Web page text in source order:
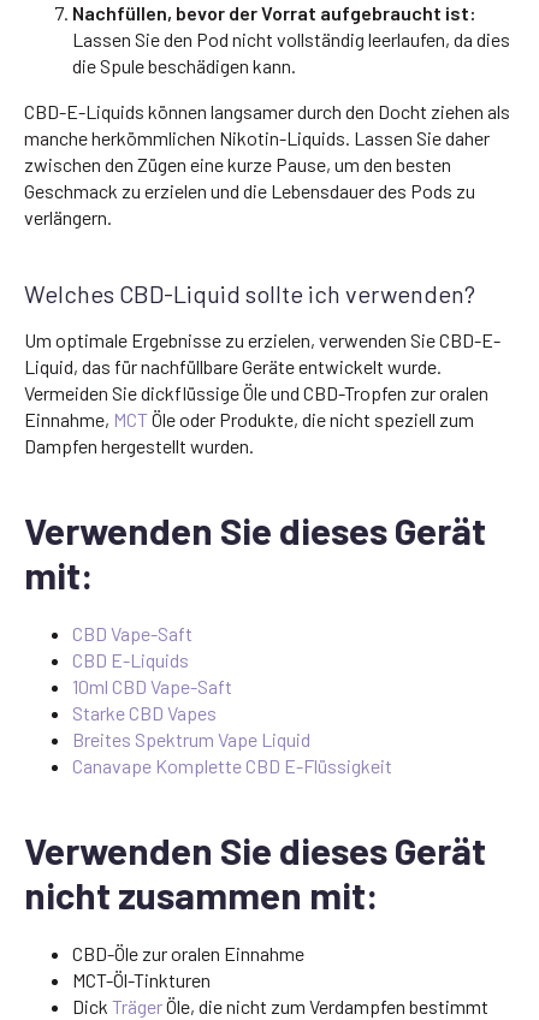
Nachfüllen, bevor der Vorrat aufgebraucht ist:
Lassen Sie den Pod nicht vollständig leerlaufen, da dies
die Spule beschädigen kann.
CBD-E-Liquids können langsamer durch den Docht ziehen als
manche herkömmlichen Nikotin-Liquids. Lassen Sie daher
zwischen den Zügen eine kurze Pause, um den besten
Geschmack zu erzielen und die Lebensdauer des Pods zu
verlängern.
Welches CBD-Liquid sollte ich verwenden?
Um optimale Ergebnisse zu erzielen, verwenden Sie CBD-E-
Liquid, das für nachfüllbare Geräte entwickelt wurde.
Vermeiden Sie dickflüssige Öle und CBD-Tropfen zur oralen
Einnahme, MCTÖle oder Produkte, die nicht speziell zum
Dampfen hergestellt wurden.
Verwenden Sie dieses Gerät
mit:
CBD Vape-Saft
CBD E-Liquids
10ml CBD Vape-Saft
Starke CBD Vapes
Breites Spektrum Vape Liquid
Canavape Komplette CBD E-Flüssigkeit
Verwenden Sie dieses Gerät
nicht zusammen mit:
CBD-Öle zur oralen Einnahme
MCT-Öl-Tinkturen
Dick TrägerÖle, die nicht zum Verdampfen bestimmt